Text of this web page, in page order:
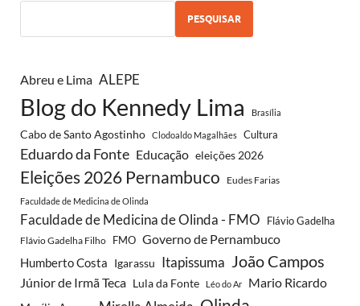
PESQUISAR
Abreu e Lima ALEPE
Blog do Kennedy Lima Brasília
Cabo de Santo Agostinho Clodoaldo Magalhães Cultura
Eduardo da Fonte Educação eleições 2026
Eleições 2026 Pernambuco Eudes Farias
Faculdade de Medicina de Olinda
Faculdade de Medicina de Olinda - FMO Flávio Gadelha
Flávio Gadelha Filho FMO Governo de Pernambuco
Humberto Costa Igarassu Itapissuma João Campos
Júnior de Irmã Teca Lula da Fonte Léo do Ar Mario Ricardo